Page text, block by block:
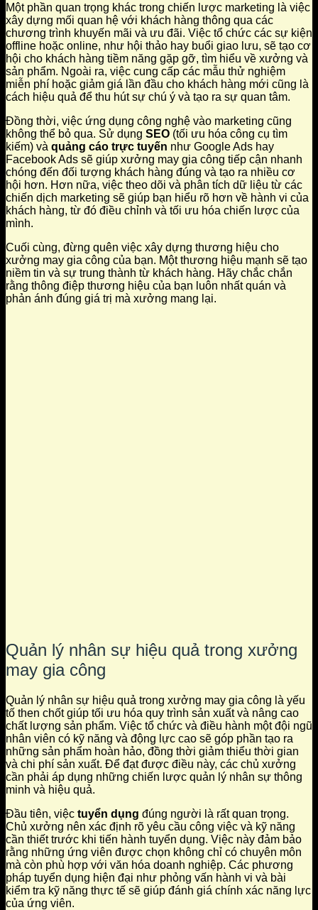
Một phần quan trọng khác trong chiến lược marketing là việc
xây dựng mối quan hệ với khách hàng thông qua các
chương trình khuyến mãi và ưu đãi. Việc tổ chức các sự kiện
offline hoặc online, như hội thảo hay buổi giao lưu, sẽ tạo cơ
hội cho khách hàng tiềm năng gặp gỡ, tìm hiểu về xưởng và
sản phẩm. Ngoài ra, việc cung cấp các mẫu thử nghiệm
miễn phí hoặc giảm giá lần đầu cho khách hàng mới cũng là
cách hiệu quả để thu hút sự chú ý và tạo ra sự quan tâm.
Đồng thời, việc ứng dụng công nghệ vào marketing cũng
không thể bỏ qua. Sử dụng SEO (tối ưu hóa công cụ tìm
kiếm) và quảng cáo trực tuyến như Google Ads hay
Facebook Ads sẽ giúp xưởng may gia công tiếp cận nhanh
chóng đến đối tượng khách hàng đúng và tạo ra nhiều cơ
hội hơn. Hơn nữa, việc theo dõi và phân tích dữ liệu từ các
chiến dịch marketing sẽ giúp bạn hiểu rõ hơn về hành vi của
khách hàng, từ đó điều chỉnh và tối ưu hóa chiến lược của
mình.
Cuối cùng, đừng quên việc xây dựng thương hiệu cho
xưởng may gia công của bạn. Một thương hiệu mạnh sẽ tạo
niềm tin và sự trung thành từ khách hàng. Hãy chắc chắn
rằng thông điệp thương hiệu của bạn luôn nhất quán và
phản ánh đúng giá trị mà xưởng mang lại.
Quản lý nhân sự hiệu quả trong xưởng
may gia công
Quản lý nhân sự hiệu quả trong xưởng may gia công là yếu
tố then chốt giúp tối ưu hóa quy trình sản xuất và nâng cao
chất lượng sản phẩm. Việc tổ chức và điều hành một đội ngũ
nhân viên có kỹ năng và động lực cao sẽ góp phần tạo ra
những sản phẩm hoàn hảo, đồng thời giảm thiểu thời gian
và chi phí sản xuất. Để đạt được điều này, các chủ xưởng
cần phải áp dụng những chiến lược quản lý nhân sự thông
minh và hiệu quả.
Đầu tiên, việc tuyển dụng đúng người là rất quan trọng.
Chủ xưởng nên xác định rõ yêu cầu công việc và kỹ năng
cần thiết trước khi tiến hành tuyển dụng. Việc này đảm bảo
rằng những ứng viên được chọn không chỉ có chuyên môn
mà còn phù hợp với văn hóa doanh nghiệp. Các phương
pháp tuyển dụng hiện đại như phỏng vấn hành vi và bài
kiểm tra kỹ năng thực tế sẽ giúp đánh giá chính xác năng lực
của ứng viên.